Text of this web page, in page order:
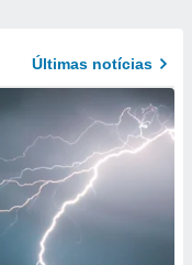
Últimas notícias